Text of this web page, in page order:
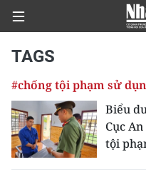
CHÍNH TRỊ
KINH TẾ
TAGS
#chống tội phạm sử
Biểu
Cục
tội